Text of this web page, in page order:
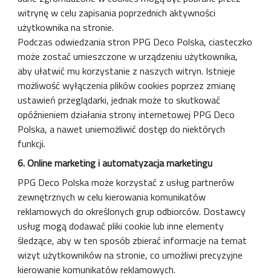
witrynę w celu zapisania poprzednich aktywności
użytkownika na stronie.
Podczas odwiedzania stron PPG Deco Polska, ciasteczko
może zostać umieszczone w urządzeniu użytkownika,
aby ułatwić mu korzystanie z naszych witryn. Istnieje
możliwość wyłączenia plików cookies poprzez zmianę
ustawień przeglądarki, jednak może to skutkować
opóźnieniem działania strony internetowej PPG Deco
Polska, a nawet uniemożliwić dostęp do niektórych
funkcji.
6. Online marketing i automatyzacja marketingu
PPG Deco Polska może korzystać z usług partnerów
zewnętrznych w celu kierowania komunikatów
reklamowych do określonych grup odbiorców. Dostawcy
usług mogą dodawać pliki cookie lub inne elementy
śledzące, aby w ten sposób zbierać informacje na temat
wizyt użytkowników na stronie, co umożliwi precyzyjne
kierowanie komunikatów reklamowych.